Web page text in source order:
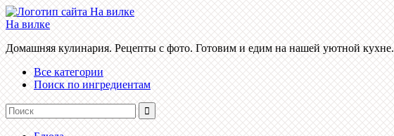
На вилке
Домашняя кулинария. Рецепты с фото. Готовим и едим на нашей уютной кухне.
Все категории
Поиск по ингредиентам